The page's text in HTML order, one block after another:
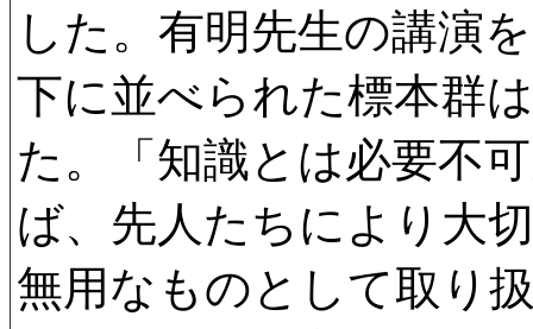
した。有明先生の講演
下に並べられた標本群
た。「知識とは必要不
ば、先人たちにより大
無用なものとして取り